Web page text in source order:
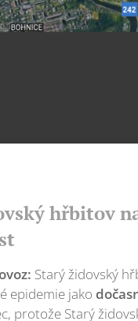
hřbitov
Starý židovský
epidemie jako
protože Starý